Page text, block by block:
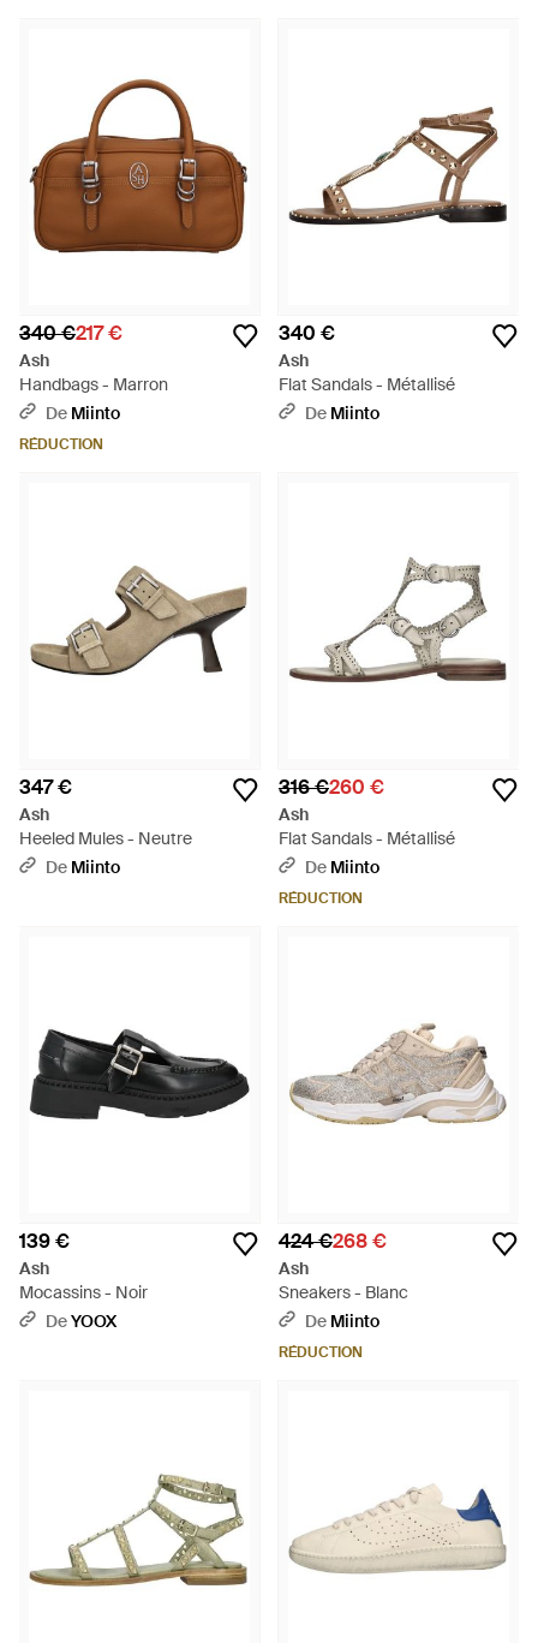
340 €217 €
Ash
Handbags - Marron
De Miinto
RÉDUCTION
340 €
Ash
Flat Sandals - Métallisé
De Miinto
347 €
Ash
Heeled Mules - Neutre
De Miinto
316 €260 €
Ash
Flat Sandals - Métallisé
De Miinto
RÉDUCTION
139 €
Ash
Mocassins - Noir
DeYOOX
424 €268 €
Ash
Sneakers - Blanc
De Miinto
RÉDUCTION